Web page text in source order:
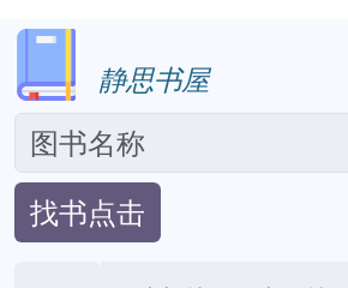
静思书屋
找书点击